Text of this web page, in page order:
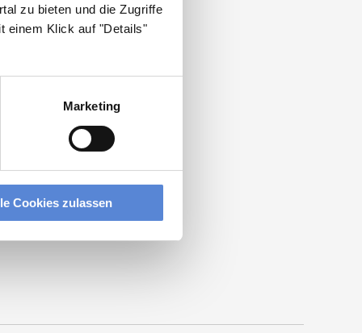
zu bieten und die Zugriffe
einem Klick auf "Details"
Marketing
Cookies zulassen